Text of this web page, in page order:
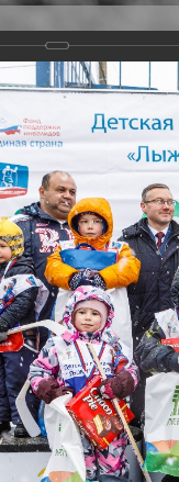
Версия для
Новости
здоровья" 2021